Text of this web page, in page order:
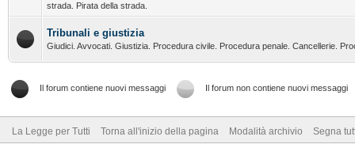
strada. Pirata della strada.
Tribunali e giustizia
Giudici. Avvocati. Giustizia. Procedura civile. Procedura penale. Cancellerie.
Il forum contiene nuovi messaggi Il forum non contiene nuovi messaggi
La Legge per Tutti Torna all'inizio della pagina Modalità archivio Segna